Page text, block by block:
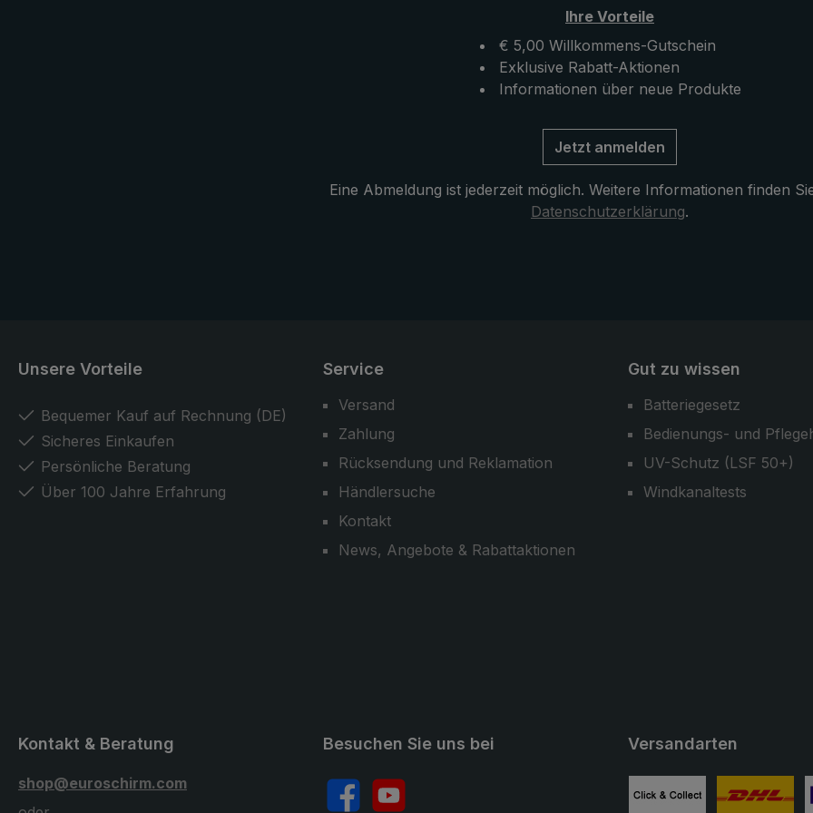
Dach in praktischer Größe.
Taschenschirm erfüllt die
Erwartungen an Stabilität
Funktionalität auch bei
Einsatzbedingungen.
Ihre Vorteile
€ 5,00 Willkommens-Gutschein
Exklusive Rabatt-Aktionen
Informationen über neue Produkte
Jetzt anmelden
Eine Abmeldung ist jederzeit möglich. Weitere Informationen finden
Datenschutzerklärung.
Unsere Vorteile
Bequemer Kauf auf Rechnung (DE)
Sicheres Einkaufen
Persönliche Beratung
Über 100 Jahre Erfahrung
Service
Versand
Zahlung
Rücksendung und Reklamation
Händlersuche
Kontakt
News, Angebote & Rabattaktionen
Gut zu wissen
Batteriegesetz
Bedienungs- und
UV-Schutz (LSF 50+)
Windkanaltests
Besuchen Sie uns bei
FacebookYouTube
Kontakt & Beratung
shop@euroschirm.com
Versandarten